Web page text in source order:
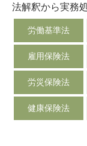
法解釈から実務
労働基準法
雇用保険法
労災保険法
健康保険法